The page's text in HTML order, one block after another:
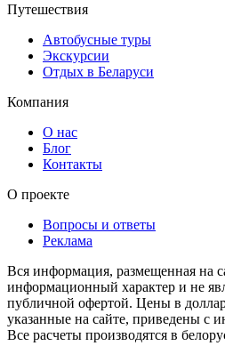
Путешествия
Автобусные туры
Экскурсии
Отдых в Беларуси
Компания
О нас
Блог
Контакты
О проекте
Вопросы и ответы
Реклама
Вся информация, размещенная на
информационный характер и не
публичной офертой. Цены в
указанные на сайте, приведены с
Все расчеты производятся в